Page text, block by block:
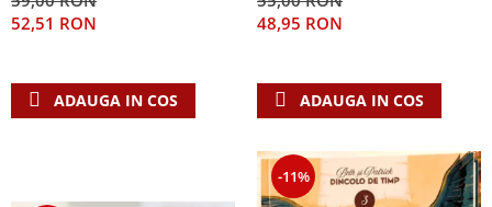
52,51 RON
ADAUGA IN COS
48,95 RON
ADAUGA IN COS
-11%